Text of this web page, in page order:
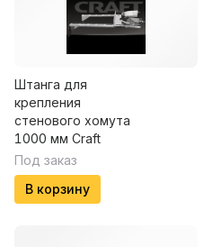
Штанга для
крепления
стенового хомута
1000 мм Craft
Под заказ
В корзину